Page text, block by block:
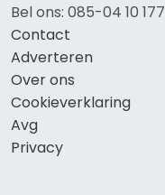
Bel ons: 085-04 10 177
Contact
Adverteren
Over ons
Cookieverklaring
Avg
Privacy